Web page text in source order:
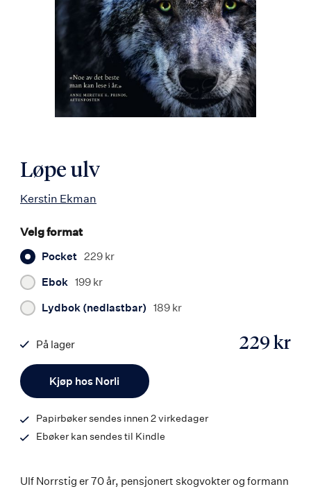
Løpe ulv
Kerstin Ekman
Velg format
Pocket 229 kr
Ebok 199 kr
Lydbok (nedlastbar) 189 kr
Kjøp hos Norli
229 kr
På lager
9788203397646
Papirbøker sendes innen 2 virkedager
Ebøker kan sendes til Kindle
Ulf Norrstig er 70 år, pensjonert skogvokter og formann